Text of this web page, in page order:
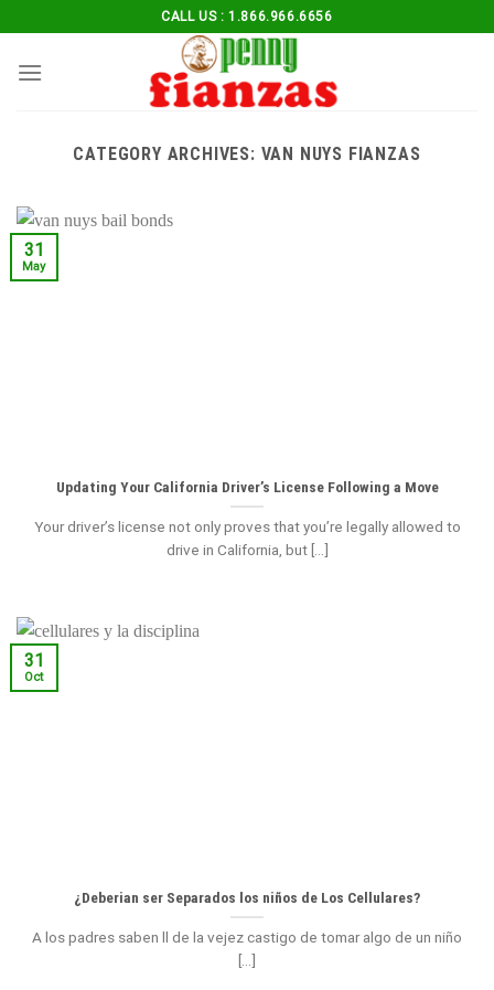
to
content
CALL US : 1.866.966.6656
CATEGORY ARCHIVES: VAN NUYS FIANZAS
Updating Your California Driver’s License Following a Move
Your driver’s license not only proves that you’re legally allowed to
drive in California, but [...]
31
May
¿Deberian ser Separados los niños de Los Cellulares?
A los padres saben ll de la vejez castigo de tomar algo de un niño
[...]
31
Oct